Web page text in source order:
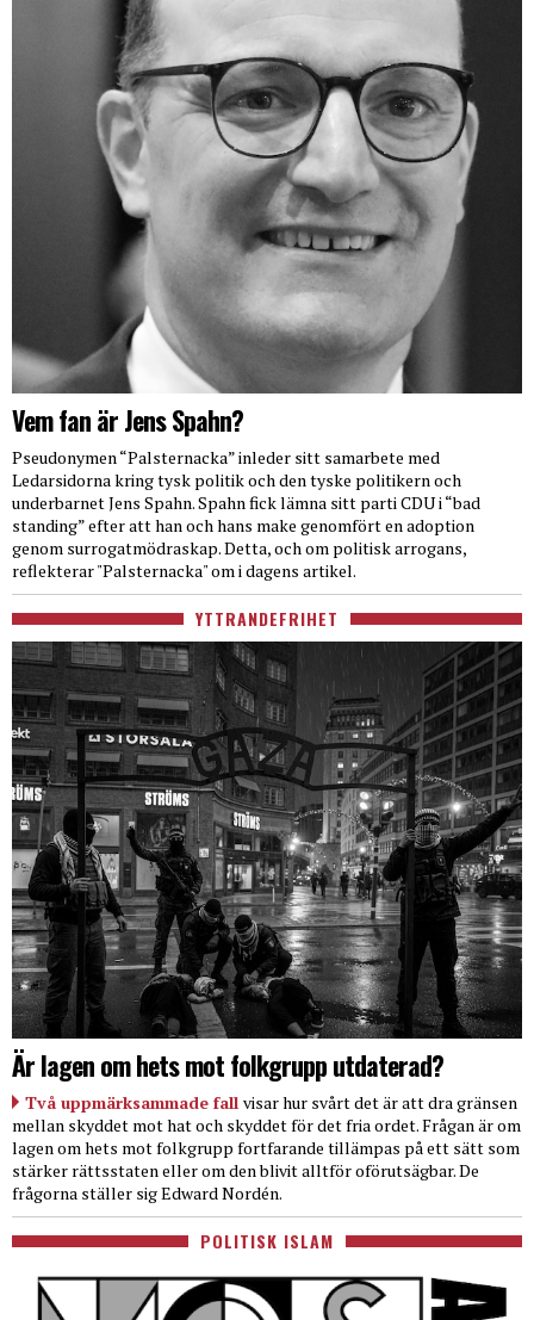
Vem fan är Jens Spahn?
Pseudonymen “Palsternacka” inleder sitt samarbete med
Ledarsidorna kring tysk politik och den tyske politikern och
underbarnet Jens Spahn. Spahn fick lämna sitt parti CDU i “bad
standing” efter att han och hans make genomfört en adoption
genom surrogatmödraskap. Detta, och om politisk arrogans,
reflekterar "Palsternacka" om i dagens artikel.
YTTRANDEFRIHET
Är lagen om hets mot folkgrupp utdaterad?
Två uppmärksammade fall visar hur svårt det är att dra gränsen
mellan skyddet mot hat och skyddet för det fria ordet. Frågan är om
lagen om hets mot folkgrupp fortfarande tillämpas på ett sätt som
stärker rättsstaten eller om den blivit alltför oförutsägbar. De
frågorna ställer sig Edward Nordén.
POLITISK ISLAM